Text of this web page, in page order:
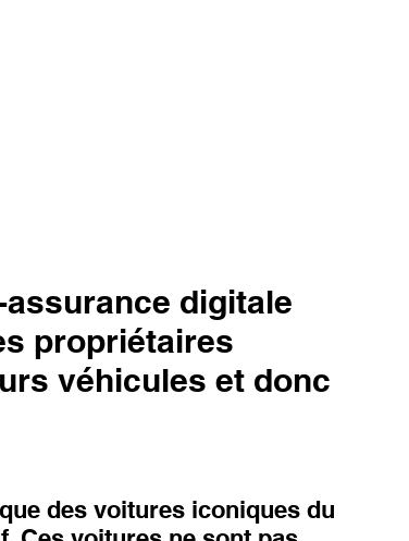
digitale
propriétaires
véhicules et donc
des voitures iconiques du